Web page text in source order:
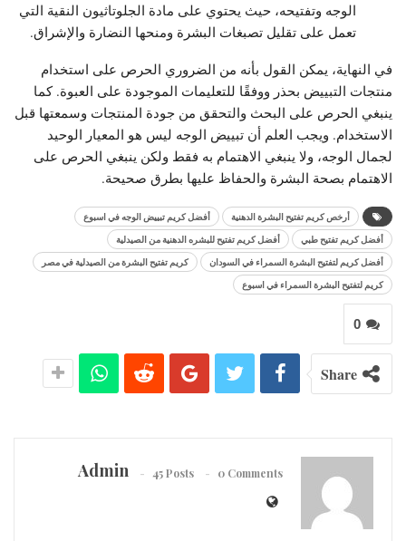
الوجه وتفتيحه، حيث يحتوي على مادة الجلوتاثيون النقية التي
تعمل على تقليل تصبغات البشرة ومنحها النضارة والإشراق.
في النهاية، يمكن القول بأنه من الضروري الحرص على استخدام
منتجات التبييض بحذر ووفقًا للتعليمات الموجودة على العبوة. كما
ينبغي الحرص على البحث والتحقق من جودة المنتجات وسمعتها قبل
الاستخدام. ويجب العلم أن تبييض الوجه ليس هو المعيار الوحيد
لجمال الوجه، ولا ينبغي الاهتمام به فقط ولكن ينبغي الحرص على
الاهتمام بصحة البشرة والحفاظ عليها بطرق صحيحة.
أرخص كريم تفتيح البشرة الدهنية
أفضل كريم تبييض الوجه في اسبوع
أفضل كريم تفتيح طبي
أفضل كريم تفتيح للبشره الدهنية من الصيدلية
أفضل كريم لتفتيح البشرة السمراء في السودان
كريم تفتيح البشرة من الصيدلية في مصر
كريم لتفتيح البشرة السمراء في اسبوع
0
Share
Admin 45 Posts 0 Comments